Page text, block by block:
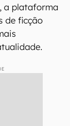
a plataforma
de ficção